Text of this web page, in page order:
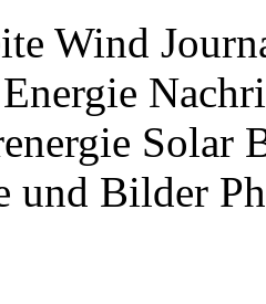
Wind
Solar
und Bilder